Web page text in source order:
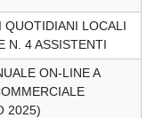
QUOTIDIANI LOCALI
N. 4 ASSISTENTI
ON-LINE A
2025)